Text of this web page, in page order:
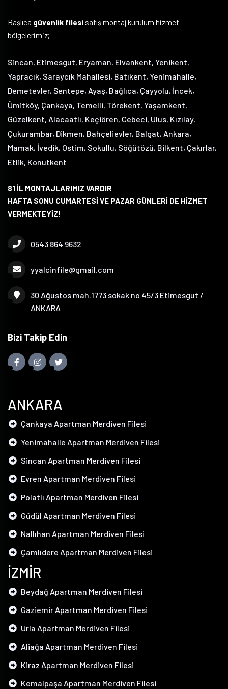
Başlıca güvenlik filesi satış montaj kurulum hizmet
bölgelerimiz;
Sincan, Etimesgut, Eryaman, Elvankent, Yenikent,
Yapracık, Saraycık Mahallesi, Batıkent, Yenimahalle,
Demetevler, Şentepe, Ayaş, Bağlıca, Çayyolu, İncek,
Ümitköy, Çankaya, Temelli, Törekent, Yaşamkent,
Güzelkent, Alacaatlı, Keçiören, Cebeci, Ulus, Kızılay,
Çukurambar, Dikmen, Bahçelievler, Balgat, Ankara,
Mamak, İvedik, Ostim, Sokullu, Söğütözü, Bilkent, Çakırlar,
Etlik, Konutkent
81 İL MONTAJLARIMIZ VARDIR
HAFTA SONU CUMARTESİ VE PAZAR GÜNLERİ DE HİZMET
VERMEKTEYİZ!
0543 864 9632
yyalcinfile@gmail.com
30 Ağustos mah.1773 sokak no 45/3 Etimesgut /
ANKARA
Bizi Takip Edin
ANKARA
Çankaya Apartman Merdiven Filesi
Yenimahalle Apartman Merdiven Filesi
Sincan Apartman Merdiven Filesi
Evren Apartman Merdiven Filesi
Polatlı Apartman Merdiven Filesi
Güdül Apartman Merdiven Filesi
Nallıhan Apartman Merdiven Filesi
Çamlıdere Apartman Merdiven Filesi
İZMİR
Beydağ Apartman Merdiven Filesi
Gaziemir Apartman Merdiven Filesi
Urla Apartman Merdiven Filesi
Aliağa Apartman Merdiven Filesi
Kiraz Apartman Merdiven Filesi
Kemalpaşa Apartman Merdiven Filesi